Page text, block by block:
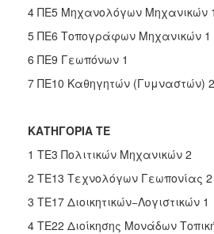
4 ΠΕ5 Μηχανολόγων Μηχανικών 1
5 ΠΕ6 Τοπογράφων Μηχανικών 1
6 ΠΕ9 Γεωπόνων 1
7 ΠΕ10 Καθηγητών (Γυμναστών) 2
ΚΑΤΗΓΟΡΙΑ ΤΕ
1 ΤΕ3 Πολιτικών Μηχανικών 2
2 ΤΕ13 Τεχνολόγων Γεωπονίας 2
3 ΤΕ17 Διοικητικών−Λογιστικών 1
4 ΤΕ22 Διοίκησης Μονάδων